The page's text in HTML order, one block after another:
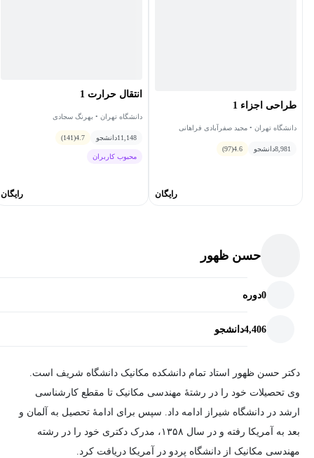
طراحی اجزاء 1
دانشگاه تهران • مجید صفرآبادی فراهانی
8,981دانشجو 4.6
(97)
رایگان
انتقال حرارت 1
دانشگاه تهران • بهرنگ سجادی
11,148دانشجو 4.7
(141)
محبوب کاربران
رایگان
حسن ظهور
0دوره
4,406دانشجو
دکتر حسن ظهور استاد تمام دانشکده مکانیک دانشگاه شریف است.
وی تحصیلات خود را در رشتهٔ مهندسی مکانیک تا مقطع کارشناسی
ارشد در دانشگاه شیراز ادامه داد. سپس برای ادامهٔ تحصیل به آلمان و
بعد به آمریکا رفته و در سال ۱۳۵۸، مدرک دکتری خود را در رشته
مهندسی مکانیک از دانشگاه پردو در آمریکا دریافت کرد.